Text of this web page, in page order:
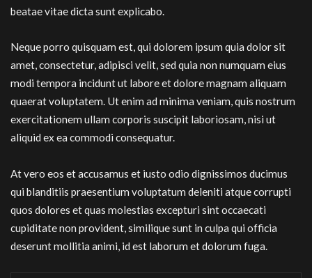
beatae vitae dicta sunt explicabo.
Neque porro quisquam est, qui dolorem ipsum quia dolor sit
amet, consectetur, adipisci velit, sed quia non numquam eius
modi tempora incidunt ut labore et dolore magnam aliquam
quaerat voluptatem. Ut enim ad minima veniam, quis nostrum
exercitationem ullam corporis suscipit laboriosam, nisi ut
aliquid ex ea commodi consequatur.
At vero eos et accusamus et iusto odio dignissimos ducimus
qui blanditiis praesentium voluptatum deleniti atque corrupti
quos dolores et quas molestias excepturi sint occaecati
cupiditate non provident, similique sunt in culpa qui officia
deserunt mollitia animi, id est laborum et dolorum fuga.